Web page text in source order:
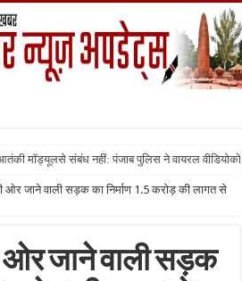
मॉड्यूलसे संबंध नहीं: पंजाब पुलिस ने वायरल वीडियोको
ओर जाने वाली सड़क का निर्माण 1.5 करोड़ की लागत से
ओर जाने वाली सड़क